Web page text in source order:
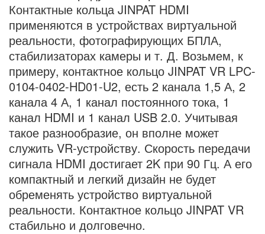
Контактные кольца JINPAT HDMI
применяются в устройствах виртуальной
реальности, фотографирующих БПЛА,
стабилизаторах камеры и т. Д. Возьмем, к
примеру, контактное кольцо JINPAT VR LPC-
0104-0402-HD01-U2, есть 2 канала 1,5 А, 2
канала 4 А, 1 канал постоянного тока, 1
канал HDMI и 1 канал USB 2.0. Учитывая
такое разнообразие, он вполне может
служить VR-устройству. Скорость передачи
сигнала HDMI достигает 2K при 90 Гц. А его
компактный и легкий дизайн не будет
обременять устройство виртуальной
реальности. Контактное кольцо JINPAT VR
стабильно и долговечно.